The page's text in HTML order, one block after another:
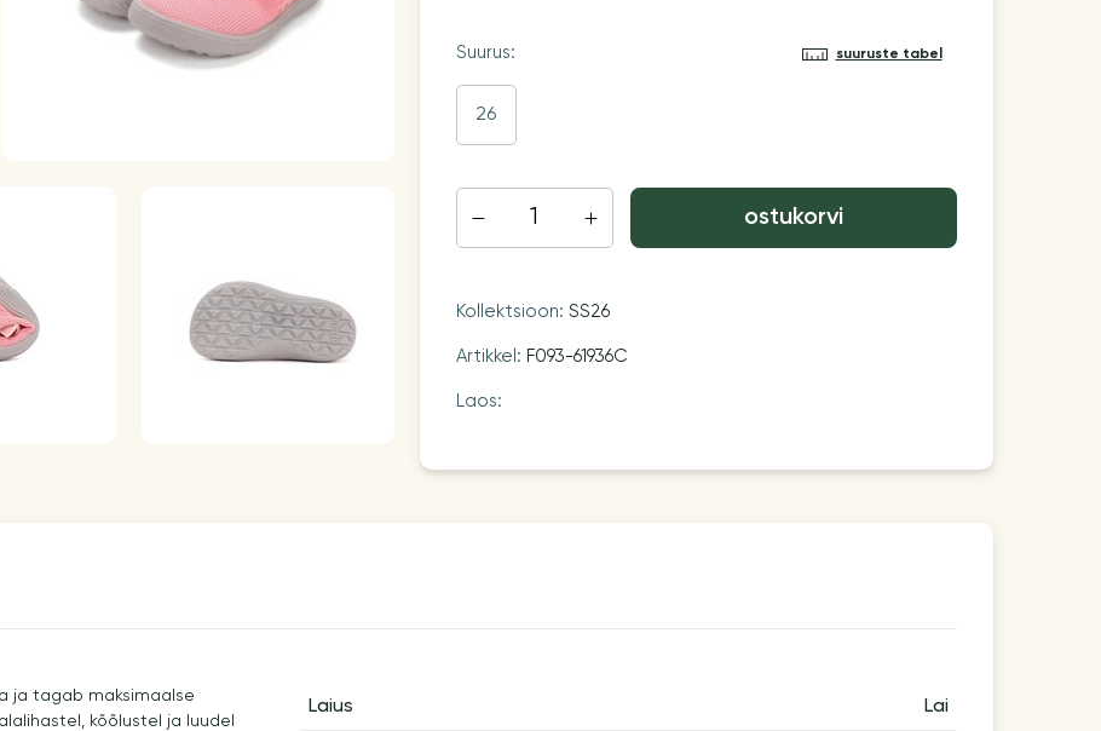
Suurus: suuruste tabel
26
ostukorvi
Kollektsioon: SS26
Artikkel: F093-61936C
Laos:
ja tagab maksimaalse
kõõlustel ja luudel
Laius Lai